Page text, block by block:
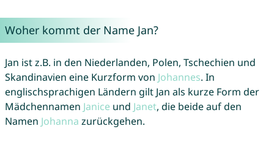
Woher kommt der Name Jan?
Jan ist z.B. in den Niederlanden, Polen, Tschechien und
Skandinavien eine Kurzform von Johannes. In
englischsprachigen Ländern gilt Jan als kurze Form der
Mädchennamen Janice und Janet, die beide auf den
Namen Johanna zurückgehen.